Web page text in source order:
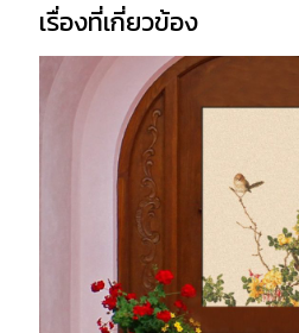
เรื่องที่เกี่ยวข้อง